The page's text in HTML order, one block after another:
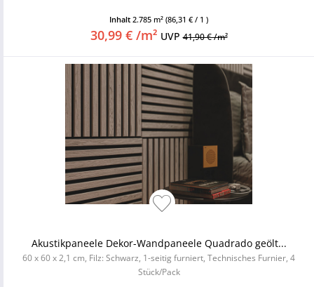
Inhalt 2.785 m² (86,31 € / 1 )
30,99 € /m² UVP41,90 € /m²
Akustikpaneele Dekor-Wandpaneele Quadrado geölt...
60 x 60 x 2,1 cm, Filz: Schwarz, 1-seitig furniert, Technisches Furnier, 4
Stück/Pack